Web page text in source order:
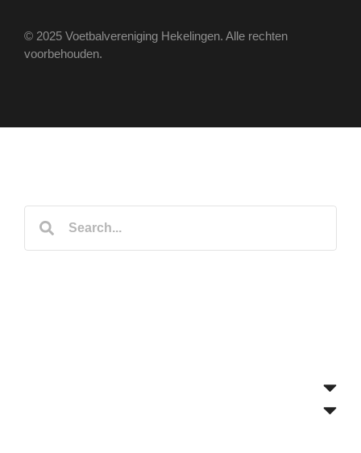
© 2025 Voetbalvereniging Hekelingen. Alle rechten
voorbehouden.